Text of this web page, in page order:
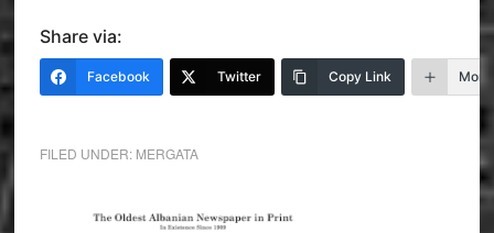
Share via:
Facebook Twitter Copy Link More
FILED UNDER: MERGATA